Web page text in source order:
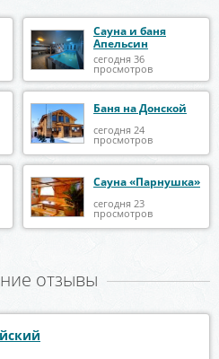
Сауна и баня
Апельсин
сегодня 36
просмотров
Баня на Донской
сегодня 24
просмотров
Сауна «Парнушка»
сегодня 23
просмотров
отзывы